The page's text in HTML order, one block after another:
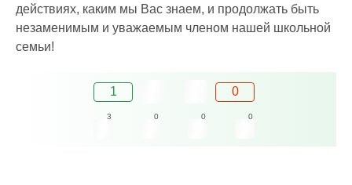
действиях, каким мы Вас знаем, и продолжать быть
незаменимым и уважаемым членом нашей школьной
семьи!
1 0
3 0 0 0